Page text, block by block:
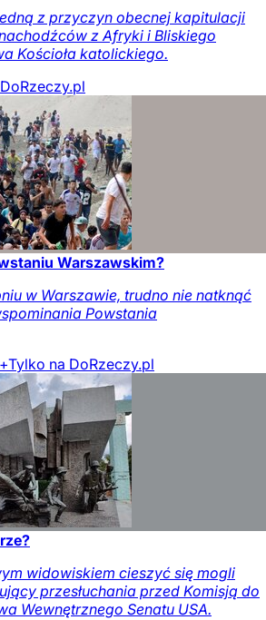
z przyczyn obecnej kapitulacji
z Afryki i Bliskiego
Kościoła katolickiego.
Warszawskim?
w Warszawie, trudno nie natknąć
Powstania
Tylko na DoRzeczy.pl
widowiskiem cieszyć się mogli
przesłuchania przed Komisją do
Wewnętrznego Senatu USA.